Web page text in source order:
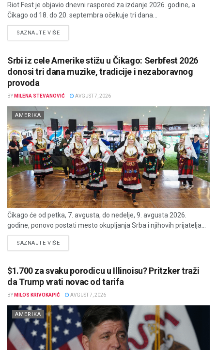
Riot Fest je objavio dnevni raspored za izdanje 2026. godine, a
Čikago od 18. do 20. septembra očekuje tri dana...
SAZNAJTE VIŠEDETAILS
Srbi iz cele Amerike stižu u Čikago: Serbfest 2026
donosi tri dana muzike, tradicije i nezaboravnog
provoda
BY MILENA STEVANOVIĆ AVGUST 7, 2026
AMERIKA
Čikago će od petka, 7. avgusta, do nedelje, 9. avgusta 2026.
godine, ponovo postati mesto okupljanja Srba i njihovih prijatelja...
SAZNAJTE VIŠEDETAILS
$1.700 za svaku porodicu u Illinoisu? Pritzker traži
da Trump vrati novac od tarifa
BY MILOS KRIVOKAPIĆ AVGUST 7, 2026
AMERIKA